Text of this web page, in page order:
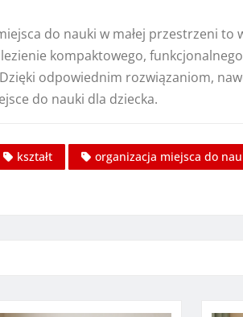
do nauki w małej przestrzeni to
kompaktowego,
odpowiednim rozwiązaniom,
do nauki dla dziecka.
kształt
organizacja miejsca do